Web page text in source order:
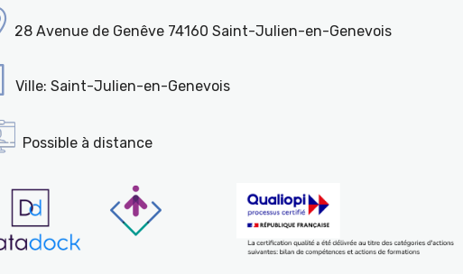
28 Avenue de Genêve 74160 Saint-Julien-en-Genevois
Ville: Saint-Julien-en-Genevois
Possible à distance